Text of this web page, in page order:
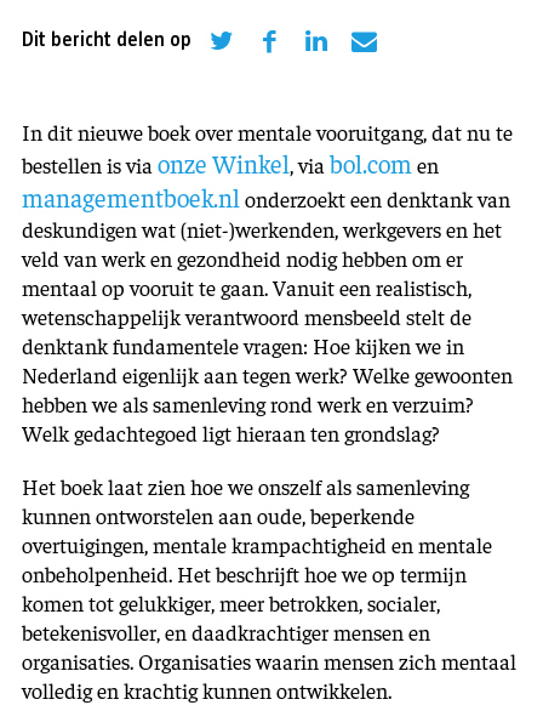
Dit bericht delen op
In dit nieuwe boek over mentale vooruitgang, dat nu te
bestellen is via onze Winkel, viabol.com en
managementboek.nl onderzoekt een denktank van
deskundigen wat (niet-)werkenden, werkgevers en het
veld van werk en gezondheid nodig hebben om er
mentaal op vooruit te gaan. Vanuit een realistisch,
wetenschappelijk verantwoord mensbeeld stelt de
denktank fundamentele vragen: Hoe kijken we in
Nederland eigenlijk aan tegen werk? Welke gewoonten
hebben we als samenleving rond werk en verzuim?
Welk gedachtegoed ligt hieraan ten grondslag?
Het boek laat zien hoe we onszelf als samenleving
kunnen ontworstelen aan oude, beperkende
overtuigingen, mentale krampachtigheid en mentale
onbeholpenheid. Het beschrijft hoe we op termijn
komen tot gelukkiger, meer betrokken, socialer,
betekenisvoller, en daadkrachtiger mensen en
organisaties. Organisaties waarin mensen zich mentaal
volledig en krachtig kunnen ontwikkelen.